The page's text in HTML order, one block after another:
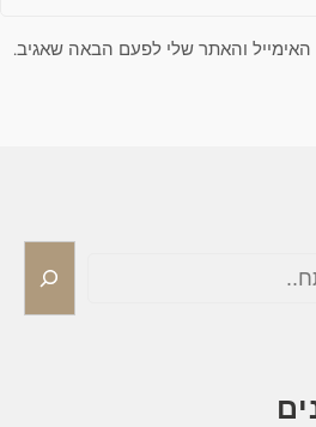
והאתר שלי לפעם הבאה שאגיב.